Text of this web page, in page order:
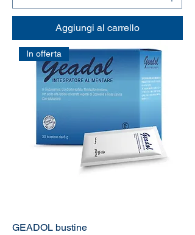
Aggiungi al carrello
In offerta
GEADOL bustine